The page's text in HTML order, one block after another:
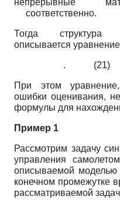
соответственно.
Тогда структура
описывается
. (21)
При этом
ошибки оценивания,
формулы для
Пример 1
Рассмотрим задачу
управления
описываемой моделью
конечном
рассматриваемой